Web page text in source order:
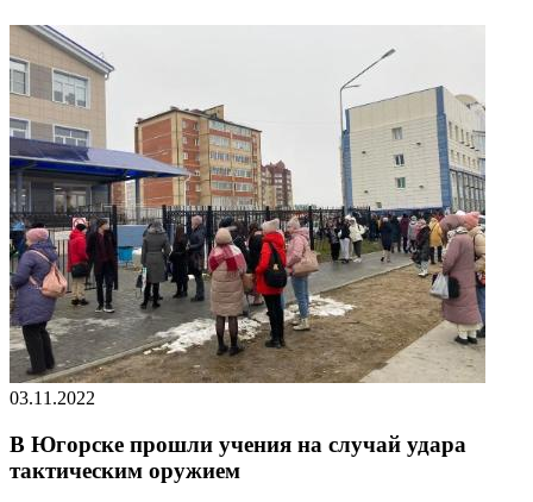
03.11.2022
В Югорске прошли учения на случай удара
тактическим оружием